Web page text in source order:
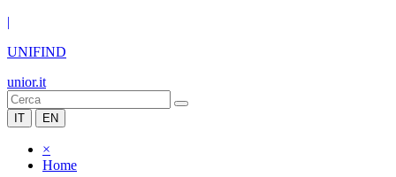
|
UNIFIND
unior.it
IT EN
×
Home